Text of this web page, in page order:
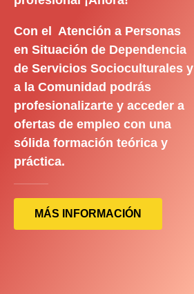
Con el Atención a Personas
en Situación de Dependencia
de Servicios Socioculturales y
a la Comunidad podrás
profesionalizarte y acceder a
ofertas de empleo con una
sólida formación teórica y
práctica.
MÁS INFORMACIÓN